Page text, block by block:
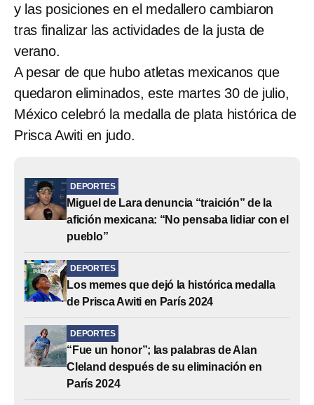
y las posiciones en el medallero cambiaron
tras finalizar las actividades de la justa de
verano.
A pesar de que hubo atletas mexicanos que
quedaron eliminados, este martes 30 de julio,
México celebró la medalla de plata histórica de
Prisca Awiti en judo.
DEPORTES
Miguel de Lara denuncia “traición” de la
afición mexicana: “No pensaba lidiar con el
pueblo”
DEPORTES
Los memes que dejó la histórica medalla
de Prisca Awiti en París 2024
DEPORTES
“Fue un honor”; las palabras de Alan
Cleland después de su eliminación en
París 2024